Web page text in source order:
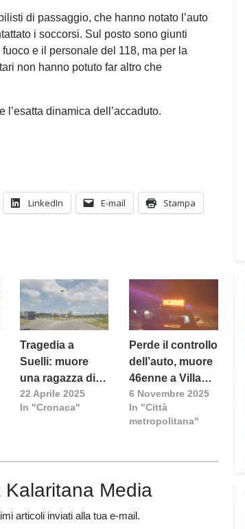
di passaggio, che hanno notato l’auto
i soccorsi. Sul posto sono giunti
e il personale del 118, ma per la
non hanno potuto far altro che
dinamica dell’accaduto.
LinkedIn E-mail Stampa
Tragedia a
Suelli: muore
una ragazza di
20 anni, grave
un altro giovane
22 Aprile 2025
In "Cronaca"
Perde il controllo
dell’auto, muore
46enne a Villa
San Pietro
6 Novembre 2025
In "Città
metropolitana"
Media
articoli inviati alla tua e-mail.